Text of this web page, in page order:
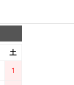
土
1